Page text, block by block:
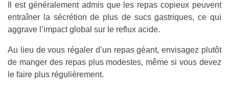
Il est généralement admis que les repas copieux peuvent
entraîner la sécrétion de plus de sucs gastriques, ce qui
aggrave l’impact global sur le reflux acide.
Au lieu de vous régaler d’un repas géant, envisagez plutôt
de manger des repas plus modestes, même si vous devez
le faire plus régulièrement.